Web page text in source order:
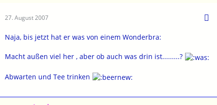
27. August 2007
Naja, bis jetzt hat er was von einem Wonderbra:
Macht außen viel her , aber ob auch was drin ist.........?
Abwarten und Tee trinken